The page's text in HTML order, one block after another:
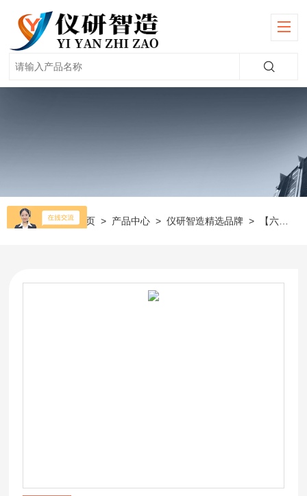
当前位置： 首页 > 产品中心 >仪研智造精选品牌 > 【六一】电泳仪